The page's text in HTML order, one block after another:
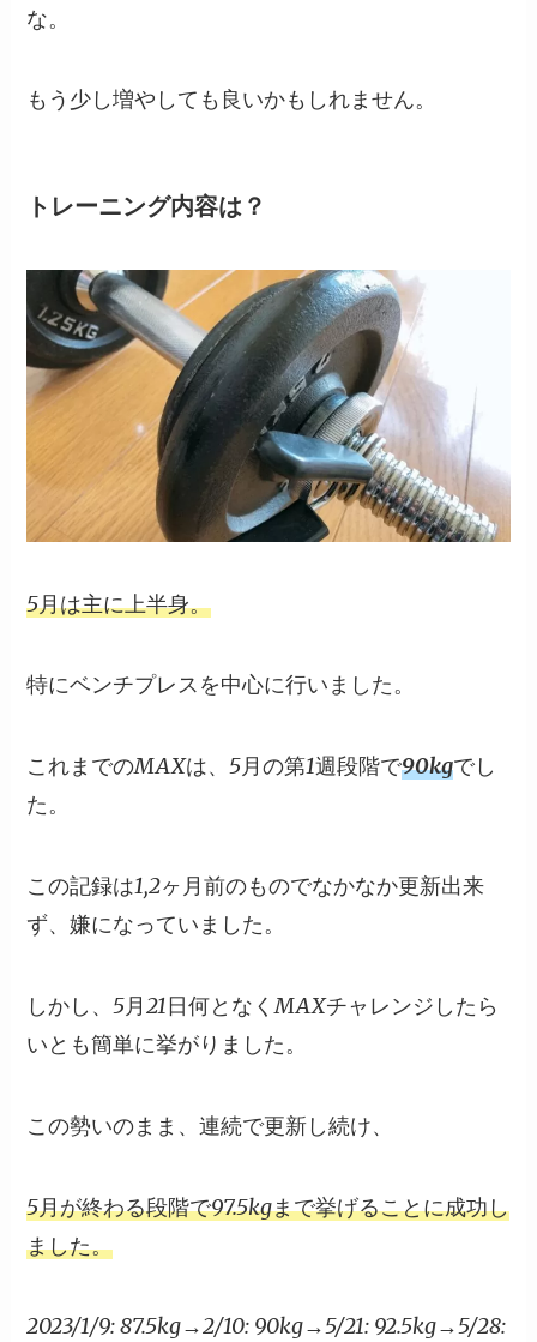
な。
もう少し増やしても良いかもしれません。
トレーニング内容は？
5月は主に上半身。
特にベンチプレスを中心に行いました。
これまでのMAXは、5月の第1週段階で90kgでし
た。
この記録は1,2ヶ月前のものでなかなか更新出来
ず、嫌になっていました。
しかし、5月21日何となくMAXチャレンジしたら
いとも簡単に挙がりました。
この勢いのまま、連続で更新し続け、
5月が終わる段階で97.5kgまで挙げることに成功し
ました。
2023/1/9: 87.5kg→2/10: 90kg→5/21: 92.5kg→5/28: